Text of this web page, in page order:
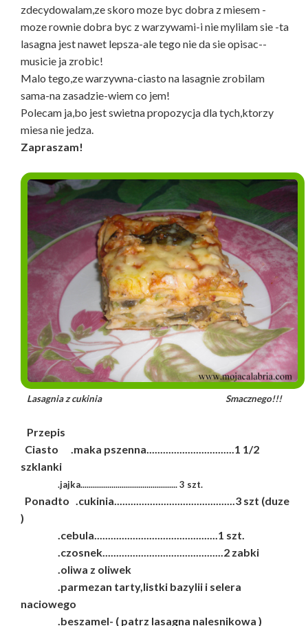
zdecydowalam,ze skoro moze byc dobra z miesem -
moze rownie dobra byc z warzywami-i nie mylilam sie -ta
lasagna jest nawet lepsza-ale tego nie da sie opisac--
musicie ja zrobic!
Malo tego,ze warzywna-ciasto na lasagnie zrobilam
sama-na zasadzie-wiem co jem!
Polecam ja,bo jest swietna propozycja dla tych,ktorzy
miesa nie jedza.
Zapraszam!
Lasagnia z cukinia Smacznego!!!
Przepis
Ciasto .maka pszenna................................1 1/2
szklanki
.jajka............................................... 3 szt.
Ponadto .cukinia............................................3 szt (duze
)
.cebula.............................................1 szt.
.czosnek............................................2 zabki
.oliwa z oliwek
.parmezan tarty,listki bazylii i selera
naciowego
.beszamel- ( patrz lasagna nalesnikowa )